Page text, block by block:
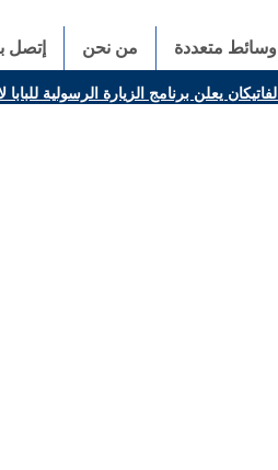
وسائط متعددة من نحن إتصل
الفاتيكان يعلن برنامج الزيارة الرسولية